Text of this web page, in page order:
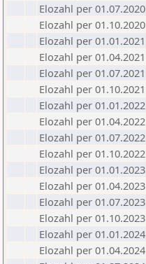
Elozahl per 01.07.2020
Elozahl per 01.10.2020
Elozahl per 01.01.2021
Elozahl per 01.04.2021
Elozahl per 01.07.2021
Elozahl per 01.10.2021
Elozahl per 01.01.2022
Elozahl per 01.04.2022
Elozahl per 01.07.2022
Elozahl per 01.10.2022
Elozahl per 01.01.2023
Elozahl per 01.04.2023
Elozahl per 01.07.2023
Elozahl per 01.10.2023
Elozahl per 01.01.2024
Elozahl per 01.04.2024